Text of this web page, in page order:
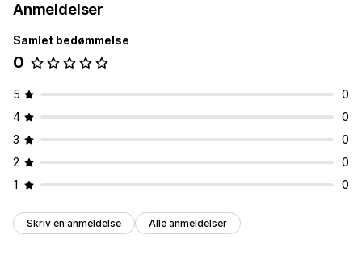
Anmeldelser
Samlet bedømmelse
0
5
0
4
0
3
0
2
0
1
0
Skriv en anmeldelse Alle anmeldelser